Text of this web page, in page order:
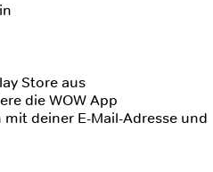
Store aus
die WOW App
deiner E-Mail-Adresse und